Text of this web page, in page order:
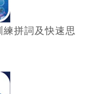
拼詞及快速思